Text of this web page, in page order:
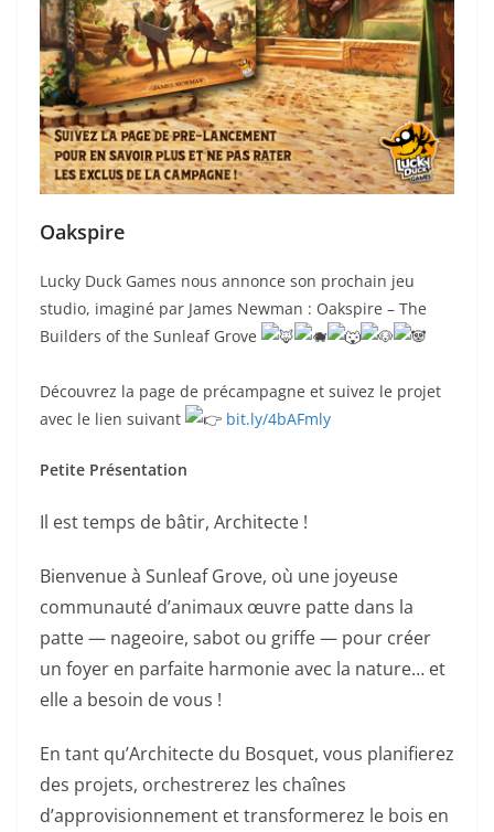
Oakspire
Lucky Duck Games nous annonce son prochain jeu
studio, imaginé par James Newman : Oakspire – The
Builders of the Sunleaf Grove
Découvrez la page de précampagne et suivez le projet
avec le lien suivant
bit.ly/4bAFmly
Petite Présentation
Il est temps de bâtir, Architecte !
Bienvenue à Sunleaf Grove, où une joyeuse
communauté d’animaux œuvre patte dans la
patte — nageoire, sabot ou griffe — pour créer
un foyer en parfaite harmonie avec la nature… et
elle a besoin de vous !
En tant qu’Architecte du Bosquet, vous planifierez
des projets, orchestrerez les chaînes
d’approvisionnement et transformerez le bois en